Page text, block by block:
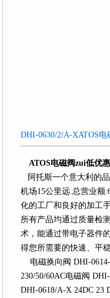
DHI-0630/2/A-XATOS电
ATOS电磁阀zui低优
阿托斯一个意大利的品牌
机场15公里远.总营业额:6
化的工厂和良好的加工手
所有产品均通过质量检测
术，能通过带电子器
得您所需要的快速、
电磁换向阀 DHI-0614-
230/50/60AC电磁阀
DHI-0618/A-X 24DC 23